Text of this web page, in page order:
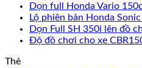
Dọn full Honda Vario
Lộ phiên bản Honda
Dọn Full SH 350i lên đồ
Độ đồ chơi cho xe
Thẻ